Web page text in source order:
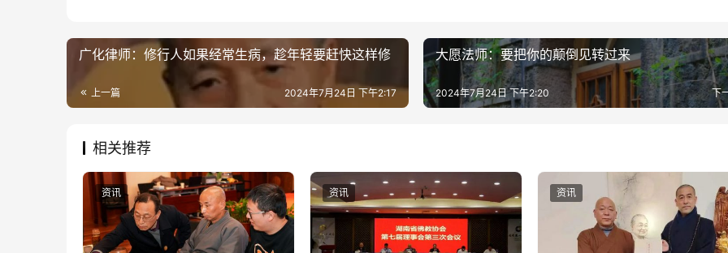
广化律师：修行人如果经常生病，趁年轻要赶快这样修
上一篇 2024年7月24日 下午2:17
大愿法师：要把你的颠倒见转过来
下
2024年7月24日 下午2:20
相关推荐
资讯 资讯 资讯